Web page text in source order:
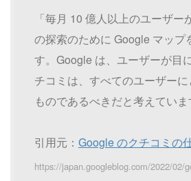
「毎月 10 億人以上のユーザ
の探索のために Google マップ
す。Google は、ユーザーが目
チコミは、すべてのユーザー
ものであるべきだと考えていま
引用元： Google のクチコミの
https://japan.googleblog.com/2022/02/